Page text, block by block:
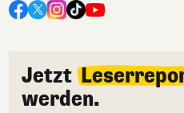
Jetzt
werden.